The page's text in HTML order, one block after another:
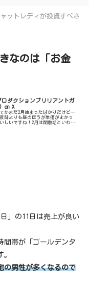
ットレディが投資すべき
なのは「お金
ダクションブリリアントガ
on X
かまだ2月始まったばかりだけど一
間よりも昼のほうが単価がよかっ
しいですね！2月は閑散期といわれ
」の11日は売上が良い
間帯が「ゴールデンタ
の男性が多くなるので